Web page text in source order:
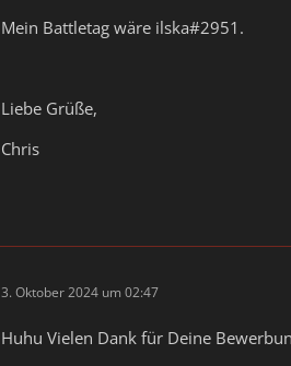
Mein Battletag wäre ilska#2951.
Liebe Grüße,
Chris
3. Oktober 2024 um 02:47
Huhu Vielen Dank für Deine